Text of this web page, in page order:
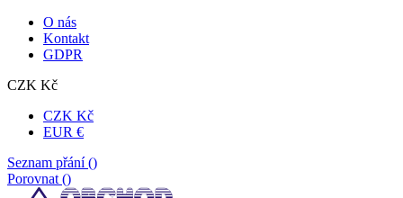
O nás
Kontakt
GDPR
CZK Kč
CZK Kč
EUR €
Seznam přání ()
Porovnat ()